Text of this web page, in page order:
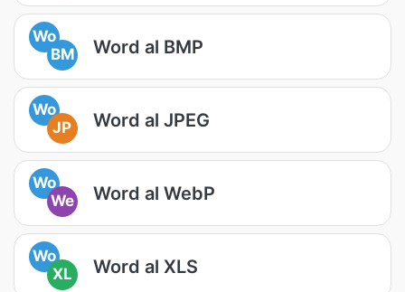
Wo
BM
Word al BMP
Wo
JP
Word al JPEG
Wo
We
Word al WebP
Wo
XL
Word al XLS